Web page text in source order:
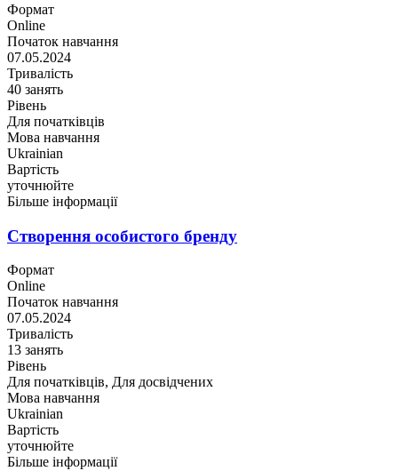
Формат
Online
Початок навчання
07.05.2024
Тривалість
40 занять
Рівень
Для початківців
Мова навчання
Ukrainian
Вартість
уточнюйте
Більше інформації
Створення особистого бренду
Формат
Online
Початок навчання
07.05.2024
Тривалість
13 занять
Рівень
Для початківців, Для досвідчених
Мова навчання
Ukrainian
Вартість
уточнюйте
Більше інформації